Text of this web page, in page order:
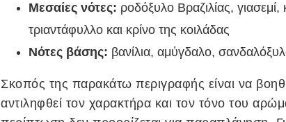
Μεσαίες νότες: ροδόξυλο Βραζιλίας,
τριαντάφυλλο και κρίνο της κοιλάδας
Νότες βάσης: βανίλια, αμύγδαλο,
Σκοπός της παρακάτω περιγραφής είναι να
αντιληφθεί τον χαρακτήρα και τον τόνο του